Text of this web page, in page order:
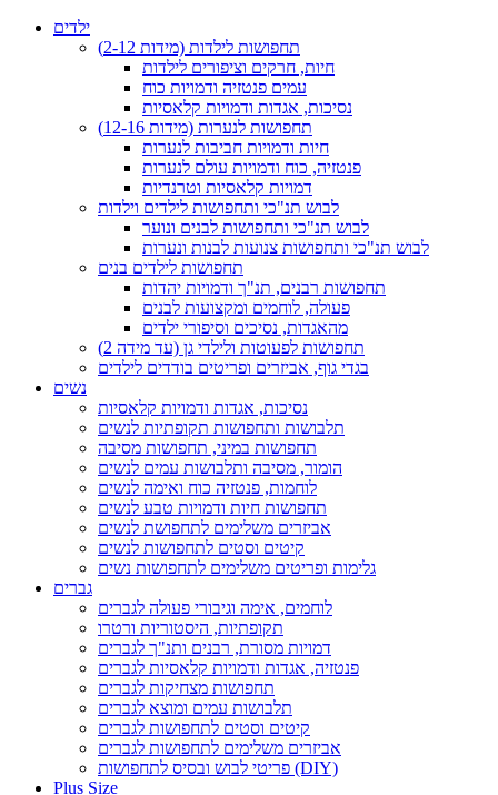
ילדים
תחפושות לילדות (מידות 2-12)
חיות, חרקים וציפורים לילדות
עמים פנטזיה ודמויות כוח
נסיכות, אגדות ודמויות קלאסיות
תחפושות לנערות (מידות 12-16)
חיות ודמויות חביבות לנערות
פנטזיה, כוח ודמויות עולם לנערות
דמויות קלאסיות וטרנדיות
לבוש תנ"כי ותחפושות לילדים וילדות
לבוש תנ"כי ותחפושות לבנים ונוער
לבוש תנ"כי ותחפושות צנועות לבנות ונערות
תחפושות לילדים בנים
תחפושות רבנים, תנ"ך ודמויות יהדות
פעולה, לוחמים ומקצועות לבנים
מהאגדות, נסיכים וסיפורי ילדים
תחפושות לפעוטות ולילדי גן (עד מידה 2)
בגדי גוף, אביזרים ופריטים בודדים לילדים
נשים
נסיכות, אגדות ודמויות קלאסיות
תלבושות ותחפושות תקופתיות לנשים
תחפושות במיני, תחפושות מסיבה
הומור, מסיבה ותלבושות עמים לנשים
לוחמות, פנטזיה כוח ואימה לנשים
תחפושות חיות ודמויות טבע לנשים
אביזרים משלימים לתחפושת לנשים
קיטים וסטים לתחפושות לנשים
גלימות ופריטים משלימים לתחפושות נשים
גברים
לוחמים, אימה וגיבורי פעולה לגברים
תקופתיות, היסטוריות ורטרו
דמויות מסורת, רבנים ותנ"ך לגברים
פנטזיה, אגדות ודמויות קלאסיות לגברים
תחפושות מצחיקות לגברים
תלבושות עמים ומוצא לגברים
קיטים וסטים לתחפושות לגברים
אביזרים משלימים לתחפושות לגברים
פריטי לבוש ובסיס לתחפושות (DIY)
Plus Size